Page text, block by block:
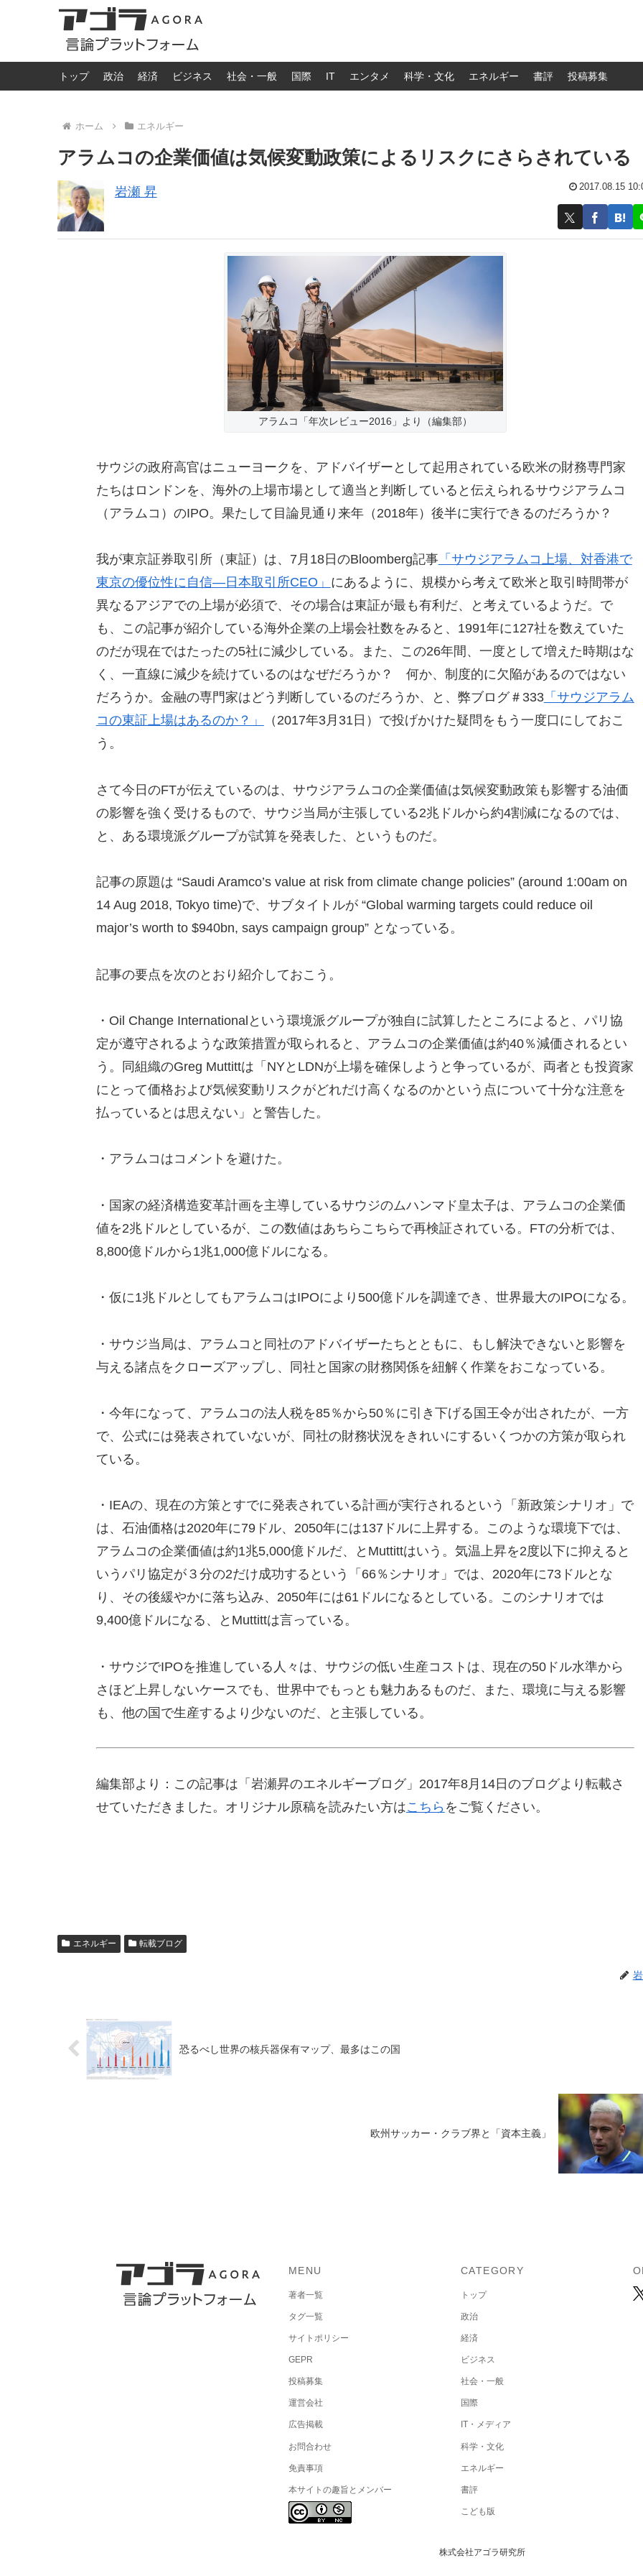
トップ 政治 経済 ビジネス 社会・一般 国際 IT エンタメ 科学・文化 エネルギー 書評 投稿募集
ホーム エネルギー
アラムコの企業価値は気候変動政策によるリスクにさらされている
岩瀬 昇 2017.08.15
アラムコ「年次レビュー2016」より（編集部）
サウジの政府高官はニューヨークを、アドバイザーとして起用されている欧米の財務専門家
たちはロンドンを、海外の上場市場として適当と判断していると伝えられるサウジアラムコ
（アラムコ）のIPO。果たして目論見通り来年（2018年）後半に実行できるのだろうか？
我が東京証券取引所（東証）は、7月18日のBloomberg記事「サウジアラムコ上場、対香港で
東京の優位性に自信―日本取引所CEO」 にあるように、規模から考えて欧米と取引時間帯が
異なるアジアでの上場が必須で、その場合は東証が最も有利だ、と考えているようだ。で
も、この記事が紹介している海外企業の上場会社数をみると、1991年に127社を数えていた
のだが現在ではたったの5社に減少している。また、この26年間、一度として増えた時期はな
く、一直線に減少を続けているのはなぜだろうか？ 何か、制度的に欠陥があるのではない
だろうか。金融の専門家はどう判断しているのだろうか、と、弊ブログ＃333「サウジアラム
コの東証上場はあるのか？」
（2017年3月31日）で投げかけた疑問をもう一度口にしておこ
う。
さて今日のFTが伝えているのは、サウジアラムコの企業価値は気候変動政策も影響する油価
の影響を強く受けるもので、サウジ当局が主張している2兆ドルから約4割減になるのでは、
と、ある環境派グループが試算を発表した、というものだ。
記事の原題は “Saudi Aramco’s value at risk from climate change policies” (around 1:00am on
14 Aug 2018, Tokyo time)で、サブタイトルが “Global warming targets could reduce oil
major’s worth to $940bn, says campaign group” となっている。
記事の要点を次のとおり紹介しておこう。
・Oil Change Internationalという環境派グループが独自に試算したところによると、パリ協
定が遵守されるような政策措置が取られると、アラムコの企業価値は約40％減価されるとい
う。同組織のGreg Muttittは「NYとLDNが上場を確保しようと争っているが、両者とも投資家
にとって価格および気候変動リスクがどれだけ高くなるのかという点について十分な注意を
払っているとは思えない」と警告した。
・アラムコはコメントを避けた。
・国家の経済構造変革計画を主導しているサウジのムハンマド皇太子は、アラムコの企業価
値を2兆ドルとしているが、この数値はあちらこちらで再検証されている。FTの分析では、
8,800億ドルから1兆1,000億ドルになる。
・仮に1兆ドルとしてもアラムコはIPOにより500億ドルを調達でき、世界最大のIPOになる。
・サウジ当局は、アラムコと同社のアドバイザーたちとともに、もし解決できないと影響を
与える諸点をクローズアップし、同社と国家の財務関係を紐解く作業をおこなっている。
・今年になって、アラムコの法人税を85％から50％に引き下げる国王令が出されたが、一方
で、公式には発表されていないが、同社の財務状況をきれいにするいくつかの方策が取られ
ている。
・IEAの、現在の方策とすでに発表されている計画が実行されるという「新政策シナリオ」で
は、石油価格は2020年に79ドル、2050年には137ドルに上昇する。このような環境下では、
アラムコの企業価値は約1兆5,000億ドルだ、とMuttittはいう。気温上昇を2度以下に抑えると
いうパリ協定が３分の2だけ成功するという「66％シナリオ」では、2020年に73ドルとな
り、その後緩やかに落ち込み、2050年には61ドルになるとしている。このシナリオでは
9,400億ドルになる、とMuttittは言っている。
・サウジでIPOを推進している人々は、サウジの低い生産コストは、現在の50ドル水準から
さほど上昇しないケースでも、世界中でもっとも魅力あるものだ、また、環境に与える影響
も、他の国で生産するより少ないのだ、と主張している。
編集部より：この記事は「岩瀬昇のエネルギーブログ」2017年8月14日のブログより転載さ
せていただきました。オリジナル原稿を読みたい方はこちら をご覧ください。
エネルギー 転載ブログ
恐るべし世界の核兵器保有マップ、最多はこの国
欧州サッカー・クラブ界と「資本主義」
MENU
著者一覧
タグ一覧
サイトポリシー
GEPR
投稿募集
運営会社
広告掲載
お問合わせ
免責事項
本サイトの趣旨とメンバー
CATEGORY
トップ
政治
経済
ビジネス
社会・一般
国際
IT・メディア
科学・文化
エネルギー
書評
こども版
株式会社アゴラ研究所